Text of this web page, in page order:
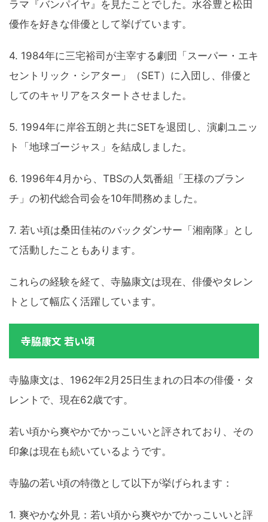
ラマ『バンパイヤ』を見たことでした。水谷豊と松田
優作を好きな俳優として挙げています。
4. 1984年に三宅裕司が主宰する劇団「スーパー・エキ
セントリック・シアター」（SET）に入団し、俳優と
してのキャリアをスタートさせました。
5. 1994年に岸谷五朗と共にSETを退団し、演劇ユニッ
ト「地球ゴージャス」を結成しました。
6. 1996年4月から、TBSの人気番組「王様のブラン
チ」の初代総合司会を10年間務めました。
7. 若い頃は桑田佳祐のバックダンサー「湘南隊」とし
て活動したこともあります。
これらの経験を経て、寺脇康文は現在、俳優やタレン
トとして幅広く活躍しています。
寺脇康文 若い頃
寺脇康文は、1962年2月25日生まれの日本の俳優・タ
レントで、現在62歳です。
若い頃から爽やかでかっこいいと評されており、その
印象は現在も続いているようです。
寺脇の若い頃の特徴として以下が挙げられます：
1. 爽やかな外見：若い頃から爽やかでかっこいいと評